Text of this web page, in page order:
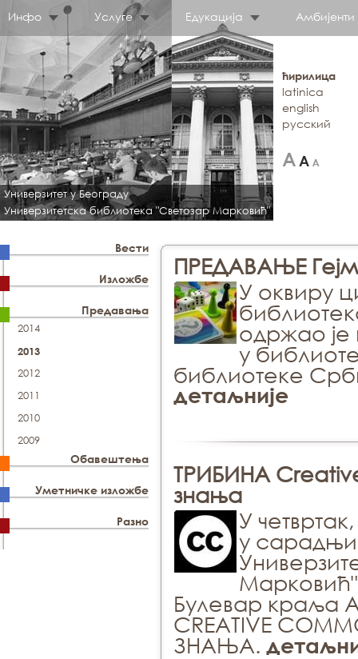
Инфо Услуге Едукација Амбијенти
Универзитет у Београду
Универзитетска библиотека "Светозар Марковић"
ћирилица
latinica
english
русский
Вести
Изложбе
Предавања
2014
2013
2012
2011
2010
2009
Обавештења
Уметничке изложбе
Разно
ПРЕДАВАЊЕ
У оквиру
одржао
у
библиотеке
детаљније
ТРИБИНА
знања
У
у
Булeвaр крaљa
CREATIVE
ЗНAЊA.